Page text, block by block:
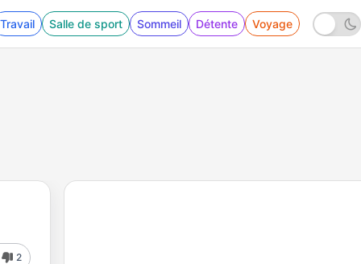
Travail Salle de sport Sommeil Détente Voyage
2